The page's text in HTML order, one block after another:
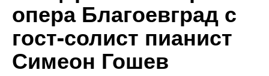
опера Благоевград с
гост-солист пианист
Симеон Гошев